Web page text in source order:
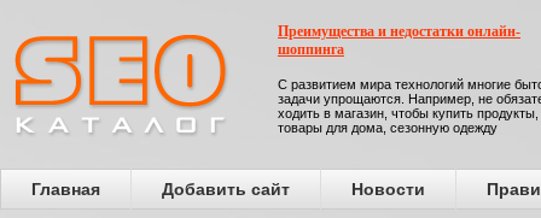
Преимущества и недостатки онлайн-
шоппинга
С развитием мира технологий многие
задачи упрощаются. Например, не
ходить в магазин, чтобы купить продукты,
товары для дома, сезонную одежду
Главная Добавить сайт Новости